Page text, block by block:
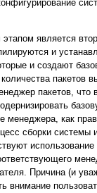
является
и
и создают
пакетов
пакетов, что
менеджера, как
сборки системы
Причина (и
внимание